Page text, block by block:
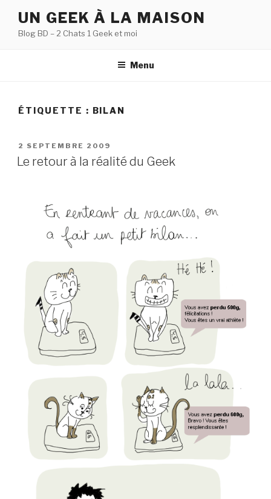
contenu
UN GEEK À LA MAISON
Blog BD – 2 Chats 1 Geek et moi
Menu
ÉTIQUETTE : BILAN
PUBLIÉ
LE
2 SEPTEMBRE 2009
Le retour à la réalité du Geek